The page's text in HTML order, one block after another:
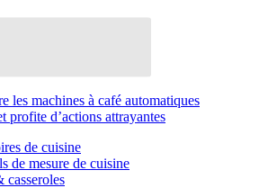
les machines à café automatiques
profite d’actions attrayantes
de cuisine
de mesure de cuisine
casseroles